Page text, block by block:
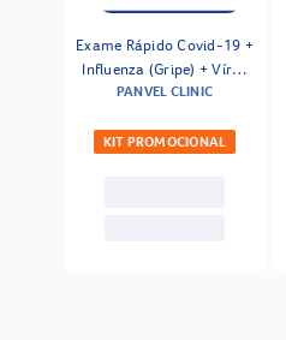
Exame Rápido Covid-19 +
Influenza (Gripe) + Vírus
Sincicial Respiratório
PANVEL CLINIC
KIT PROMOCIONAL